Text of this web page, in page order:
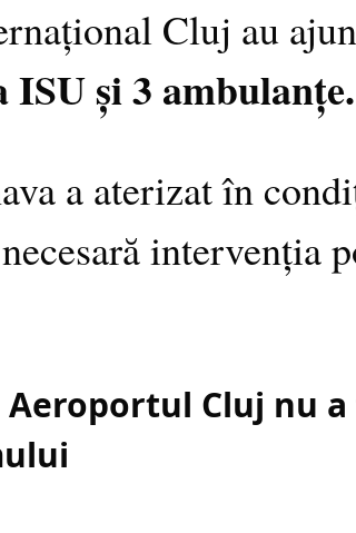
Cluj au
ISU și 3 ambulanțe.
a aterizat în
intervenția
Cluj nu